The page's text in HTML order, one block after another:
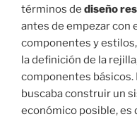
términos de diseño
antes de empezar con
componentes y
la definición de la
componentes
buscaba construir un
económico posible, es